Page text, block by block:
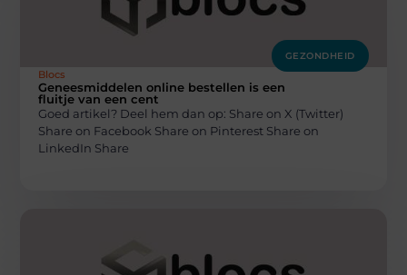
GEZONDHEID
Blocs
Geneesmiddelen online bestellen is een
fluitje van een cent
Goed artikel? Deel hem dan op: Share on X (Twitter)
Share on Facebook Share on Pinterest Share on
LinkedIn Share